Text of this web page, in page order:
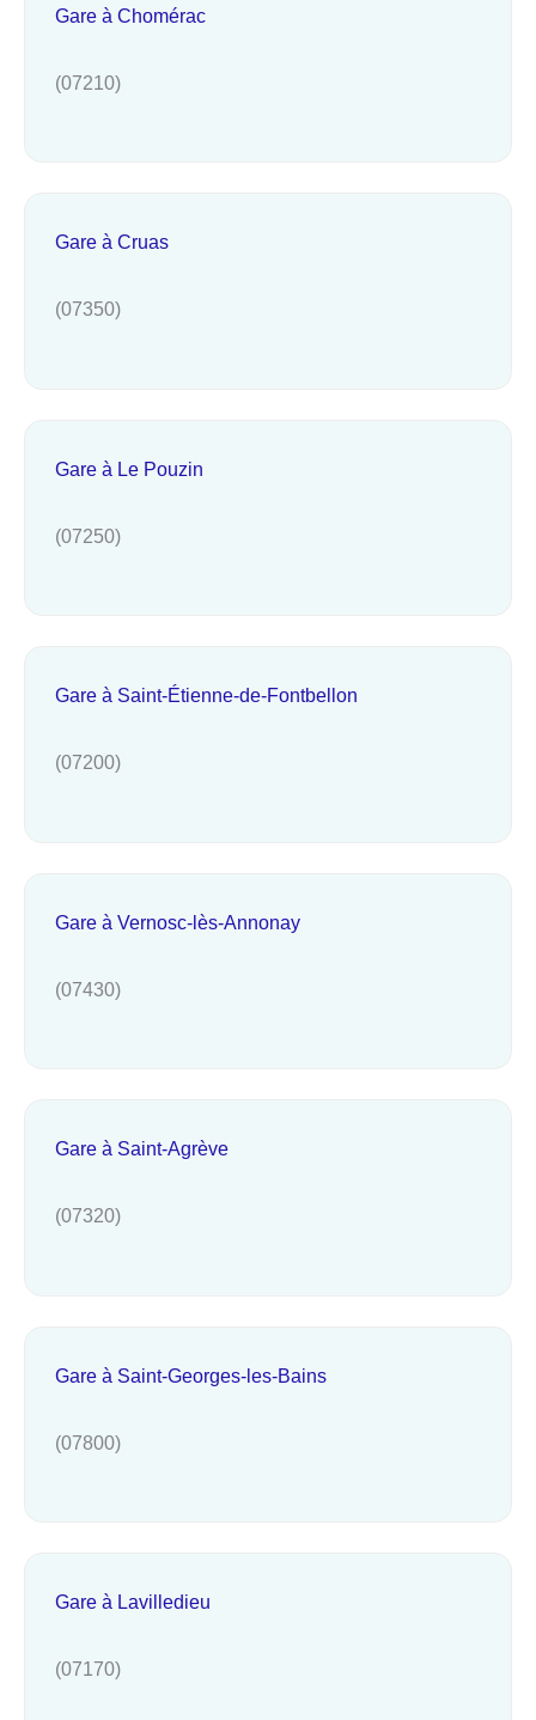
Gare à Chomérac
(07210)
Gare à Cruas
(07350)
Gare à Le Pouzin
(07250)
Gare à Saint-Étienne-de-Fontbellon
(07200)
Gare à Vernosc-lès-Annonay
(07430)
Gare à Saint-Agrève
(07320)
Gare à Saint-Georges-les-Bains
(07800)
Gare à Lavilledieu
(07170)